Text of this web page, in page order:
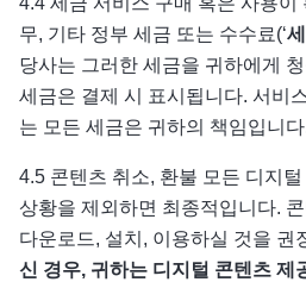
무, 기타 정부 세금 또는 수수료(‘
당사는 그러한 세금을 귀하에게
세금은 결제 시 표시됩니다. 서비
는 모든 세금은 귀하의 책임입니
4.5 콘텐츠 취소, 환불 모든 디지
상황을 제외하면 최종적입니다.
다운로드, 설치, 이용하실 것을 권
신 경우, 귀하는 디지털 콘텐츠 제